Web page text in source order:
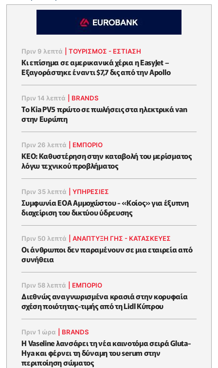
Πριν 9 λεπτά |ΤΟΥΡΙΣΜΟΣ - ΕΣΤΙΑΣΗ
Κι επίσημα σε αμερικανικά χέρια η EasyJet –
Εξαγοράστηκε έναντι $7,7 δις από την Apollo
Πριν 14 λεπτά BRANDS
Το Kia PV5 πρώτο σε πωλήσεις στα ηλεκτρικά van
στην Ευρώπη
Πριν 26 λεπτά ΕΜΠΟΡΙΟ
KEO: Καθυστέρηση στην καταβολή του μερίσματος
λόγω τεχνικού προβλήματος
Πριν 35 λεπτά |ΥΠΗΡΕΣΙΕΣ
Συμφωνία ΕΟΑ Αμμοχώστου - «Κοίος» για έξυπνη
διαχείριση του δικτύου ύδρευσης
Πριν 50 λεπτά |ΑΝΑΠΤΥΞΗ ΓΗΣ - ΚΑΤΑΣΚΕΥΕΣ
Οι άνθρωποι δεν παραμένουν σε μια εταιρεία από
συνήθεια
Πριν 58 λεπτά ΕΜΠΟΡΙΟ
Διεθνώς αναγνωρισμένα κρασιά στην κορυφαία
σχέση ποιότητας-τιμής από τη Lidl Κύπρου
Πριν 1 ώρα BRANDS
Η Vaseline λανσάρει τη νέα καινοτόμα σειρά Gluta-
Hya και φέρνει τη δύναμη του serum στην
περιποίηση σώματος